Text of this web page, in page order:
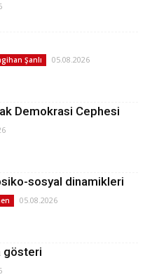
Şanlı 05.08.2026
Demokrasi Cephesi
sosyal dinamikleri
05.08.2026
gösteri